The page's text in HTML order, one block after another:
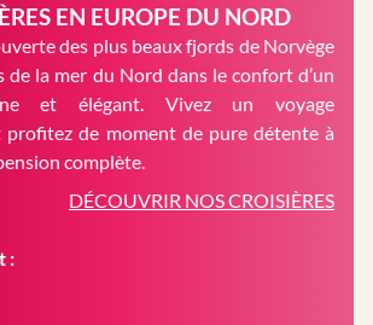
EN EUROPE DU NORD
des plus beaux fjords de Norvège
de la mer du Nord dans le confort d’un
et élégant. Vivez un voyage
profitez de moment de pure détente à
complète.
DÉCOUVRIR NOS CROISIÈRES
: